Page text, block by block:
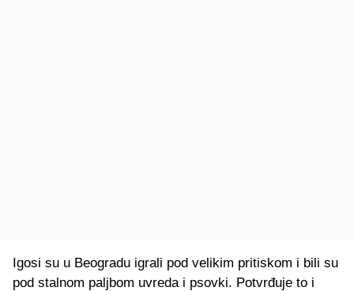
Igosi su u Beogradu igrali pod velikim pritiskom i bili su
pod stalnom paljbom uvreda i psovki. Potvrđuje to i